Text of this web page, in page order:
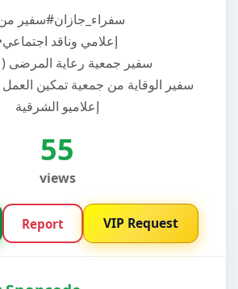
•سفير من ‏‎#سفراء_جازان
•إعلامي وناقد اجتماعي
• سفير جمعية رعاية المرضى
إعلاميو الشرقية
55
views
Report VIP Request